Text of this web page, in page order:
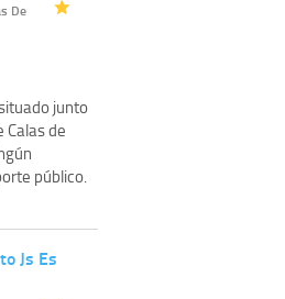
De
junto
Calas de
público.
Js Es